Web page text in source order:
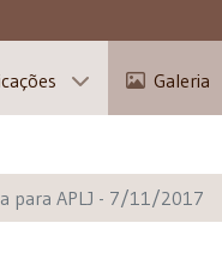
Galeria
para APLJ - 7/11/2017